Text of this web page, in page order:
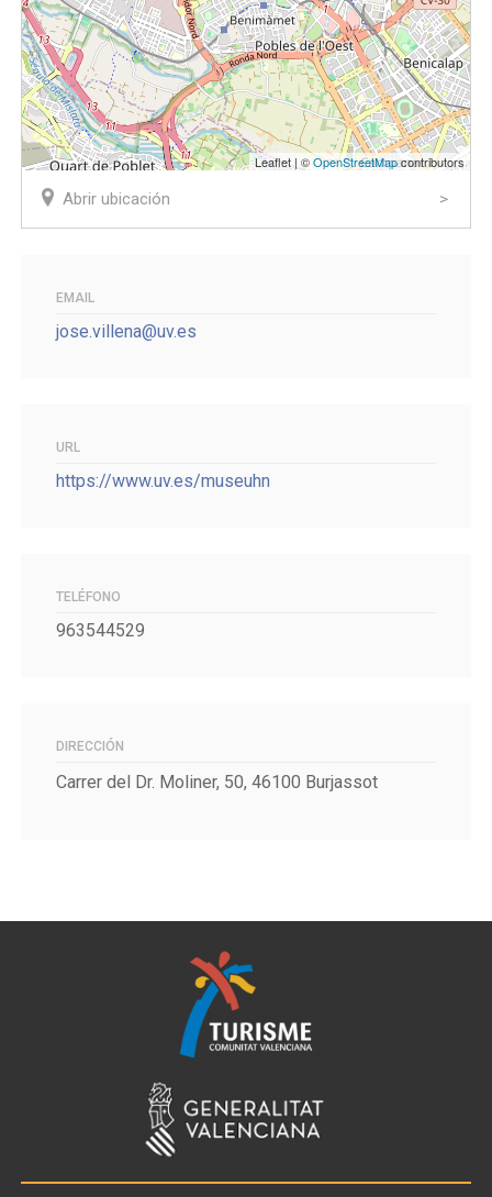
Leaflet | ©OpenStreetMapcontributors
Abrir ubicación
EMAIL
jose.villena@uv.es
URL
https://www.uv.es/museuhn
TELÉFONO
963544529
DIRECCIÓN
Carrer del Dr. Moliner, 50, 46100 Burjassot